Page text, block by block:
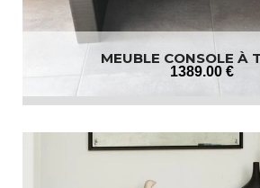
MEUBLE CONSOLE À
1389.00 €